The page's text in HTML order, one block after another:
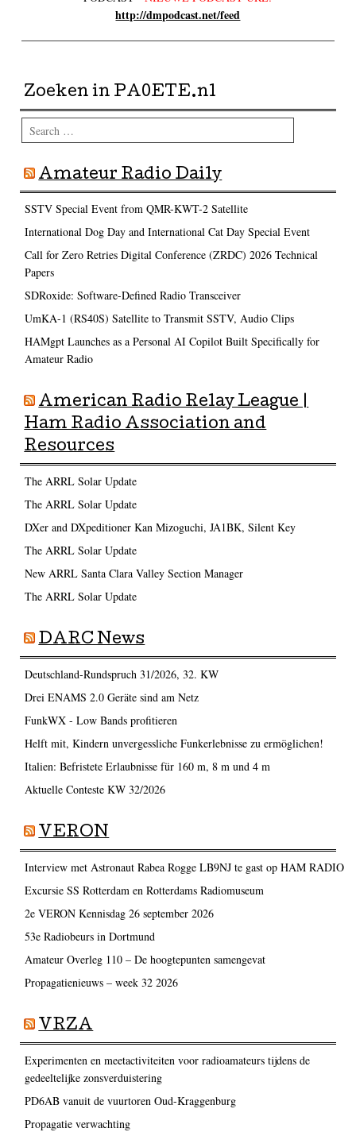
http://dmpodcast.net/feed
Zoeken in PA0ETE.nl
Search
Amateur Radio Daily
SSTV Special Event from QMR-KWT-2 Satellite
International Dog Day and International Cat Day Special Event
Call for Zero Retries Digital Conference (ZRDC) 2026 Technical
Papers
SDRoxide: Software-Defined Radio Transceiver
UmKA-1 (RS40S) Satellite to Transmit SSTV, Audio Clips
HAMgpt Launches as a Personal AI Copilot Built Specifically for
Amateur Radio
American Radio Relay League |
Ham Radio Association and
Resources
The ARRL Solar Update
The ARRL Solar Update
DXer and DXpeditioner Kan Mizoguchi, JA1BK, Silent Key
The ARRL Solar Update
New ARRL Santa Clara Valley Section Manager
The ARRL Solar Update
DARC News
Deutschland-Rundspruch 31/2026, 32. KW
Drei ENAMS 2.0 Geräte sind am Netz
FunkWX - Low Bands profitieren
Helft mit, Kindern unvergessliche Funkerlebnisse zu ermöglichen!
Italien: Befristete Erlaubnisse für 160 m, 8 m und 4 m
Aktuelle Conteste KW 32/2026
VERON
Interview met Astronaut Rabea Rogge LB9NJ te gast op HAM RADIO
Excursie SS Rotterdam en Rotterdams Radiomuseum
2e VERON Kennisdag 26 september 2026
53e Radiobeurs in Dortmund
Amateur Overleg 110 – De hoogtepunten samengevat
Propagatienieuws – week 32 2026
VRZA
Experimenten en meetactiviteiten voor radioamateurs tijdens de
gedeeltelijke zonsverduistering
PD6AB vanuit de vuurtoren Oud-Kraggenburg
Propagatie verwachting